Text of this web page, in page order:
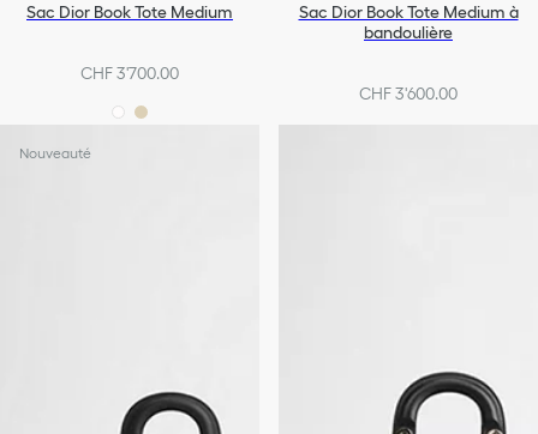
Sac Dior Book Tote Medium
CHF 3'700.00
Sac Dior Book Tote Medium à
bandoulière
CHF 3'600.00
Nouveauté